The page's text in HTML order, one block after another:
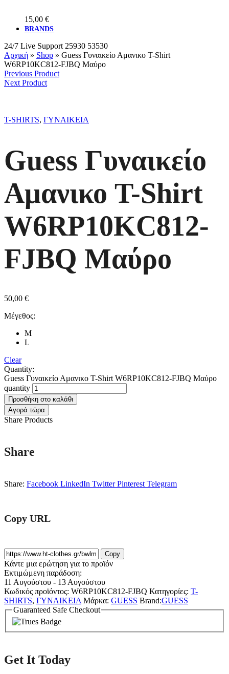
15,00 €
BRANDS
24/7 Live Support 25930 53530
Αρχική » Shop » Guess Γυναικείο Αμανικο T-Shirt
W6RP10KC812-FJBQ Μαύρο
Previous Product
Next Product
T-SHIRTS, ΓΥΝΑΙΚΕΙΑ
Guess Γυναικείο
Αμανικο T-Shirt
W6RP10KC812-
FJBQ Μαύρο
50,00 €
Μέγεθος:
M
L
Clear
Quantity:
Guess Γυναικείο Αμανικο T-Shirt W6RP10KC812-FJBQ Μαύρο
quantity
Προσθήκη στο καλάθι
Αγορά τώρα
Share Products
Share
Share: Facebook LinkedIn Twitter Pinterest Telegram
Copy URL
Copy
Κάντε μια ερώτηση για το προϊόν
Εκτιμώμενη παράδοση:
11 Αυγούστου - 13 Αυγούστου
Κωδικός προϊόντος: W6RP10KC812-FJBQ Κατηγορίες: T-
SHIRTS, ΓΥΝΑΙΚΕΙΑ Μάρκα: GUESS Brand:GUESS
Guaranteed Safe Checkout
Get It Today